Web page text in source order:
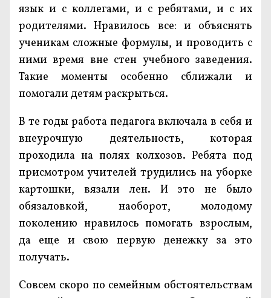
язык и с коллегами, и с ребятами, и с их
родителями. Нравилось все: и объяснять
ученикам сложные формулы, и проводить с
ними время вне стен учебного заведения.
Такие моменты особенно сближали и
помогали детям раскрыться.
В те годы работа педагога включала в себя и
внеурочную деятельность, которая
проходила на полях колхозов. Ребята под
присмотром учителей трудились на уборке
картошки, вязали лен. И это не было
обязаловкой, наоборот, молодому
поколению нравилось помогать взрослым,
да еще и свою первую денежку за это
получать.
Совсем скоро по семейным обстоятельствам